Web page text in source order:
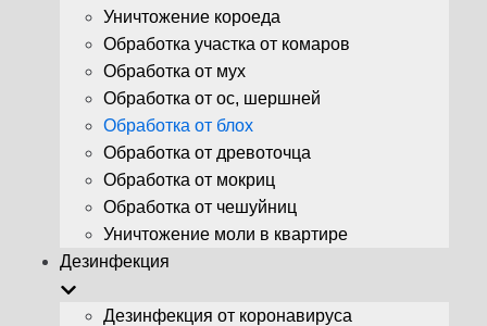
Уничтожение короеда
Обработка участка от комаров
Обработка от мух
Обработка от ос, шершней
Обработка от блох
Обработка от древоточца
Обработка от мокриц
Обработка от чешуйниц
Уничтожение моли в квартире
Дезинфекция
Дезинфекция от коронавируса